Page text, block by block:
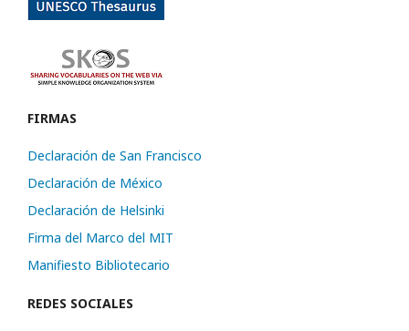
FIRMAS
Declaración de San Francisco
Declaración de México
Declaración de Helsinki
Firma del Marco del MIT
Manifiesto Bibliotecario
REDES SOCIALES